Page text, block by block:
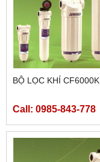
BỘ LỌC KHÍ CF6000K
Call: 0985-843-778